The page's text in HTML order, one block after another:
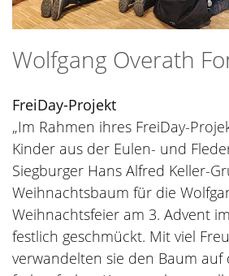
Wolfgang Overath
FreiDay-Projekt
„Im Rahmen ihres FreiDay-
Kinder aus der Eulen- und
Siegburger Hans Alfred Keller-
Weihnachtsbaum für die
Weihnachtsfeier am 3. Advent
festlich geschmückt. Mit viel
verwandelten sie den Baum